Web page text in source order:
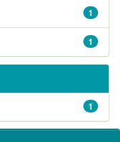
1
1
1